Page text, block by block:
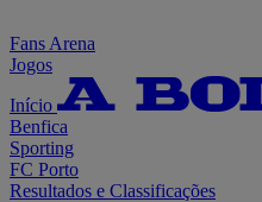
Fans Arena
Jogos
Início
Benfica
Sporting
FC Porto
Resultados e Classificações